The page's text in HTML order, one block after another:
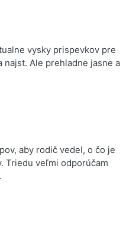
vysky prispevkov pre
Ale prehladne jasne a
aby rodič vedel, o čo je
Triedu veľmi odporúčam